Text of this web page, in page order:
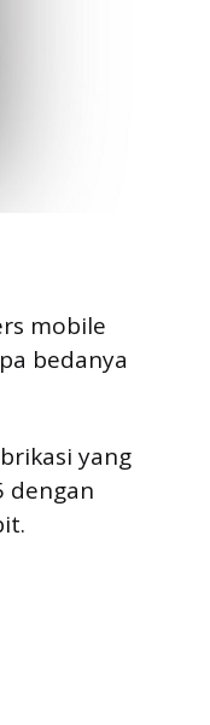
mobile
bedanya
yang
dengan